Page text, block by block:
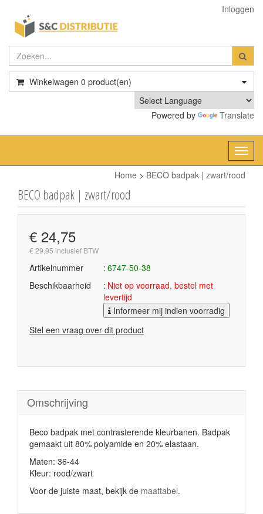
Inloggen
Winkelwagen 0 product(en)
Powered by Translate
Home > BECO badpak | zwart/rood
BECO badpak | zwart/rood
€ 24,75
€ 29,95 inclusief BTW
Artikelnummer
6747-50-38
Beschikbaarheid
Niet op voorraad, bestel met
levertijd
Informeer mij indien voorradig
Stel een vraag over dit product
Omschrijving
Beco badpak met contrasterende kleurbanen. Badpak
gemaakt uit 80% polyamide en 20% elastaan.
Maten: 36-44
Kleur: rood/zwart
Voor de juiste maat, bekijk de maattabel.